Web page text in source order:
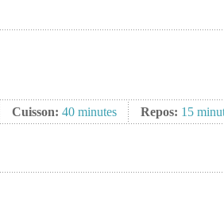
Cuisson: 40 minutes Repos: 15